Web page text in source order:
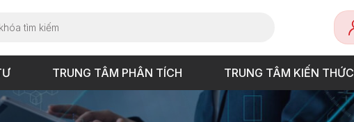
TRUNG TÂM PHÂN TÍCH TRUNG TÂM KIẾN THỨC